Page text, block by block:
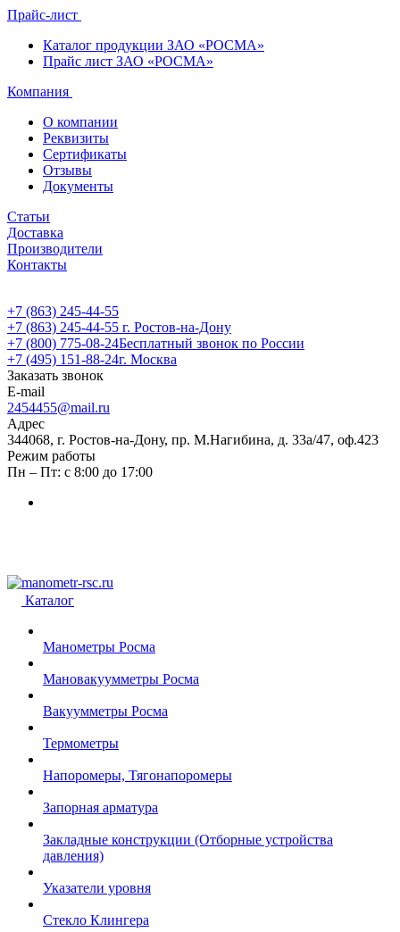
Прайс-лист
Каталог продукции ЗАО «РОСМА»
Прайс лист ЗАО «РОСМА»
Компания
О компании
Реквизиты
Сертификаты
Отзывы
Документы
Статьи
Доставка
Производители
Контакты
+7 (863) 245-44-55
+7 (863) 245-44-55 г. Ростов-на-Дону
+7 (800) 775-08-24Бесплатный звонок по России
+7 (495) 151-88-24г. Москва
Заказать звонок
E-mail
2454455@mail.ru
Адрес
344068, г. Ростов-на-Дону, пр. М.Нагибина, д. 33а/47, оф.423
Режим работы
Пн – Пт: с 8:00 до 17:00
Каталог
Манометры Росма
Мановакуумметры Росма
Вакуумметры Росма
Термометры
Напоромеры, Тягонапоромеры
Запорная арматура
Закладные конструкции (Отборные устройства
давления)
Указатели уровня
Стекло Клингера